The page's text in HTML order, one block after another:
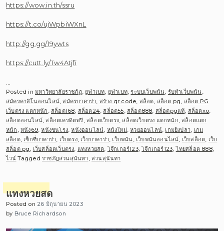
https://wow.in.th/ssru
https://t.co/ujWpbiWXnL
http://gg.gg/19ywts
https://cutt.ly/Tw4Atjfi
Posted inมหาวิทยาลัยราชภัฏ, ยูฟ่าเบท ยูฟ่าเบท ,ระบบเว็บพนัน รับทำเว็บพนัน
สมัครคาสิโนออนไลน์ ,สมัครบาคาร่า สร้าง qr code สล็อต สล็อต pg สล็อต PG
เว็บตรง แตกหนัก ,สล็อต168 สล็อต24 ,สล็อต55 ,สล็อต888 สล็อตpgแท้ สล็อตxo
สล็อตออนไลน์ ,สล็อตเครดิตฟรี ,สล็อตเว็บตรง ,สล็อตเว็บตรง แตกหนัก ,สล็อตแตก
หนัก ,หนัง69 ,หนังชนโรง ,หนังออนไลน์ หนังใหม่,หวยออนไลน์ เกมยิงปลา
เกม
สล็อต, เซ็กซี่บาคาร่า เว็บตรง, เว็บบาคาร่า เว็บพนัน เว็บพนันออนไลน์ เว็บสล็อต เว็บ
สล็อต pg
เว็บสล็อตเว็บตรง แทงหวยสด โจ๊กเกอร์123,โจ๊กเกอร์123 ,ไทยสล็อต 888,
ไวน์ Taggedราชภัฏสวนสุนันทา ,สวนสุนันทา
แทงหวยสด
Posted on 26 มิถุนายน 2023
by Bruce Richardson